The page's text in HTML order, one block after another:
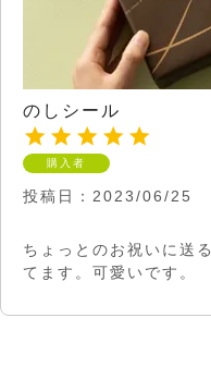
のしシール
購入者
投稿日 2023/06/25
ちょっとのお祝いに送
てます。可愛いです。